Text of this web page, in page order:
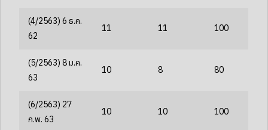
(4/2563) 6 ธ.ค.
62
11 11 100
(5/2563) 8 ม.ค.
63
10 8 80
(6/2563) 27
ก.พ. 63
10 10 100